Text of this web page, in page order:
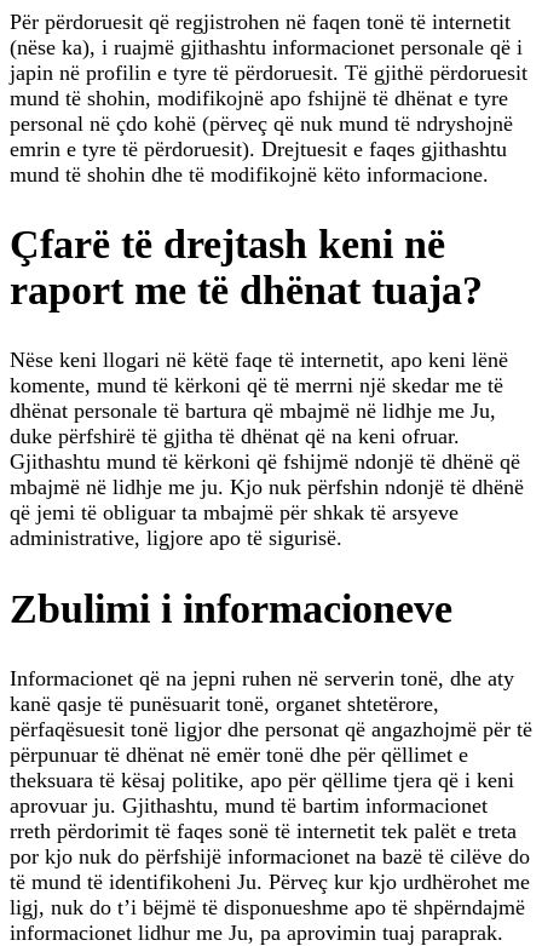
Për përdoruesit që regjistrohen në faqen tonë të internetit
(nëse ka), i ruajmë gjithashtu informacionet personale që i
japin në profilin e tyre të përdoruesit. Të gjithë përdoruesit
mund të shohin, modifikojnë apo fshijnë të dhënat e tyre
personal në çdo kohë (përveç që nuk mund të ndryshojnë
emrin e tyre të përdoruesit). Drejtuesit e faqes gjithashtu
mund të shohin dhe të modifikojnë këto informacione.
Çfarë të drejtash keni në
raport me të dhënat tuaja?
Nëse keni llogari në këtë faqe të internetit, apo keni lënë
komente, mund të kërkoni që të merrni një skedar me të
dhënat personale të bartura që mbajmë në lidhje me Ju,
duke përfshirë të gjitha të dhënat që na keni ofruar.
Gjithashtu mund të kërkoni që fshijmë ndonjë të dhënë që
mbajmë në lidhje me ju. Kjo nuk përfshin ndonjë të dhënë
që jemi të obliguar ta mbajmë për shkak të arsyeve
administrative, ligjore apo të sigurisë.
Zbulimi i informacioneve
Informacionet që na jepni ruhen në serverin tonë, dhe aty
kanë qasje të punësuarit tonë, organet shtetërore,
përfaqësuesit tonë ligjor dhe personat që angazhojmë për të
përpunuar të dhënat në emër tonë dhe për qëllimet e
theksuara të kësaj politike, apo për qëllime tjera që i keni
aprovuar ju. Gjithashtu, mund të bartim informacionet
rreth përdorimit të faqes sonë të internetit tek palët e treta
por kjo nuk do përfshijë informacionet na bazë të cilëve do
të mund të identifikoheni Ju. Përveç kur kjo urdhërohet me
ligj, nuk do t’i bëjmë të disponueshme apo të shpërndajmë
informacionet lidhur me Ju, pa aprovimin tuaj paraprak.